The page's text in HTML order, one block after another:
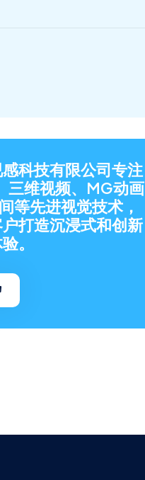
科技有限公司专注
三维视频、MG动画
等先进视觉技术，
打造沉浸式和创新
。